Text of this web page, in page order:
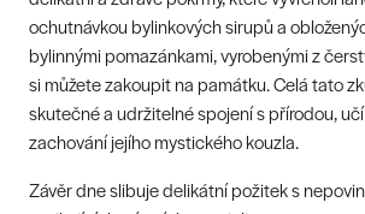
ochutnávkou bylinkových sirupů a
bylinnými pomazánkami, vyrobenými z
si můžete zakoupit na památku. Celá tato
skutečné a udržitelné spojení s přírodou,
zachování jejího mystického kouzla.
Závěr dne slibuje delikátní požitek s